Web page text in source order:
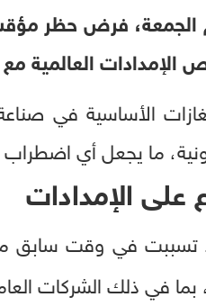
الجمعة، فرض حظر
العالمية
الأساسية في
ما يجعل أي
على الإمدادات
تسببت في وقت سابق
في ذلك الشركات